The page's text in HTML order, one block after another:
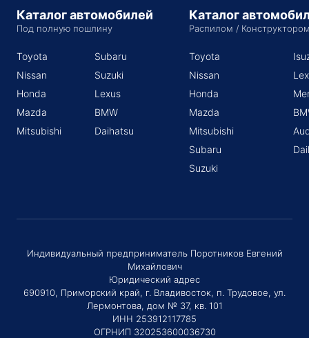
Каталог автомобилей
Под полную пошлину
Toyota
Nissan
Honda
Mazda
Mitsubishi
Subaru
Suzuki
Lexus
BMW
Daihatsu
Каталог
Распилом /
Toyota
Nissan
Honda
Mazda
Mitsubishi
Subaru
Suzuki
Индивидуальный предприниматель Поротников Евгений
Михайлович
Юридический адрес
690910, Приморский край, г. Владивосток, п. Трудовое, ул.
Лермонтова, дом № 37, кв. 101
ИНН 253912117785
ОГРНИП 320253600036730